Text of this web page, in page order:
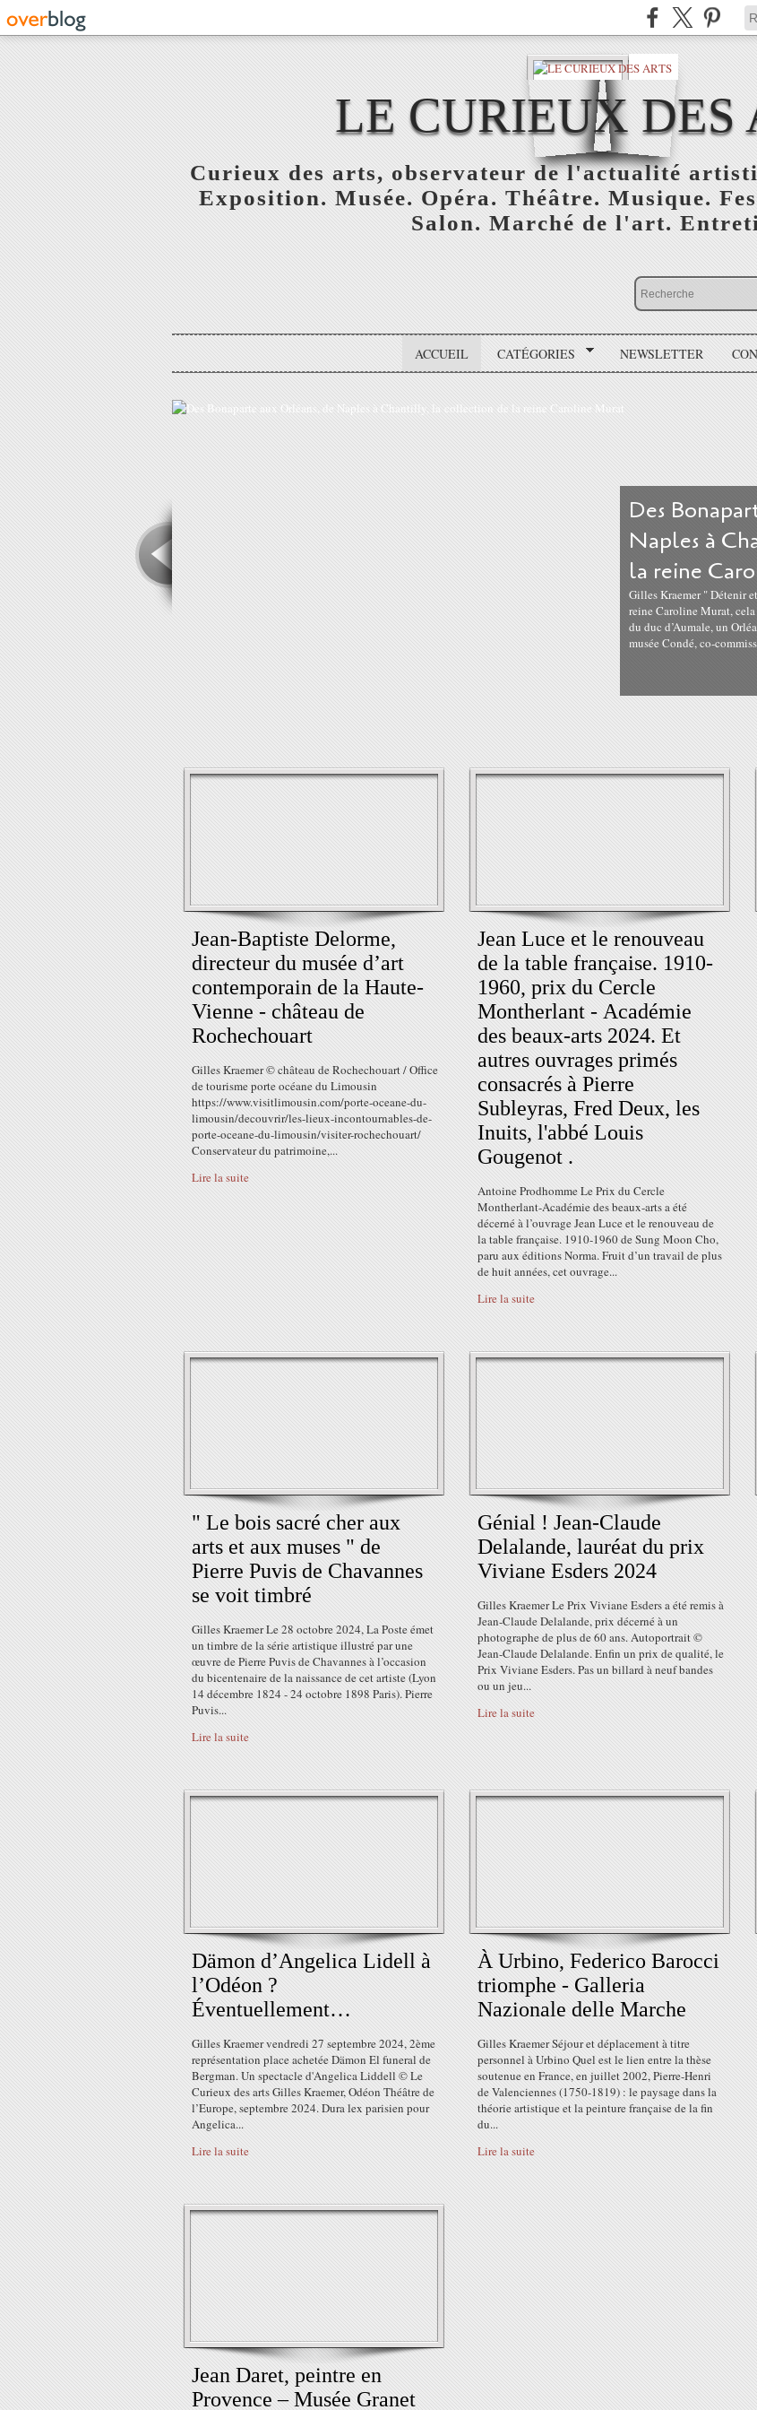
LE CURIEUX DES
Curieux des arts, observateur de l'actualité
Exposition. Musée. Opéra. Théâtre. Musique.
Salon. Marché de l'art.
ACCUEIL CATÉGORIES NEWSLETTER
Des
Naples à
la reine
Gilles Kraemer " Détenir
reine Caroline Murat,
du duc d’Aumale, un
musée Condé, co-
Jean-Baptiste Delorme,
directeur du musée d’art
contemporain de la Haute-
Vienne - château de
Rochechouart
Gilles Kraemer © château de Rochechouart / Office
de tourisme porte océane du Limousin
https://www.visitlimousin.com/porte-oceane-du-
limousin/decouvrir/les-lieux-incontournables-de-
porte-oceane-du-limousin/visiter-rochechouart/
Conservateur du patrimoine,...
Lire la suite
Jean Luce et le renouveau
de la table française. 1910-
1960, prix du Cercle
Montherlant - Académie
des beaux-arts 2024. Et
autres ouvrages primés
consacrés à Pierre
Subleyras, Fred Deux, les
Inuits, l'abbé Louis
Gougenot .
Antoine Prodhomme Le Prix du Cercle
Montherlant-Académie des beaux-arts a été
décerné à l’ouvrage Jean Luce et le renouveau de
la table française. 1910-1960 de Sung Moon Cho,
paru aux éditions Norma. Fruit d’un travail de plus
de huit années, cet ouvrage...
Lire la suite
" Le bois sacré cher aux
arts et aux muses " de
Pierre Puvis de Chavannes
se voit timbré
Gilles Kraemer Le 28 octobre 2024, La Poste émet
un timbre de la série artistique illustré par une
œuvre de Pierre Puvis de Chavannes à l’occasion
du bicentenaire de la naissance de cet artiste (Lyon
14 décembre 1824 - 24 octobre 1898 Paris). Pierre
Puvis...
Lire la suite
Génial ! Jean-Claude
Delalande, lauréat du prix
Viviane Esders 2024
Gilles Kraemer Le Prix Viviane Esders a été remis à
Jean-Claude Delalande, prix décerné à un
photographe de plus de 60 ans. Autoportrait ©
Jean-Claude Delalande. Enfin un prix de qualité, le
Prix Viviane Esders. Pas un billard à neuf bandes
ou un jeu...
Lire la suite
Dämon d’Angelica Lidell à
l’Odéon ?
Éventuellement…
Gilles Kraemer vendredi 27 septembre 2024, 2ème
représentation place achetée Dämon El funeral de
Bergman. Un spectacle d'Angelica Liddell © Le
Curieux des arts Gilles Kraemer, Odéon Théâtre de
l’Europe, septembre 2024. Dura lex parisien pour
Angelica...
Lire la suite
À Urbino, Federico Barocci
triomphe - Galleria
Nazionale delle Marche
Gilles Kraemer Séjour et déplacement à titre
personnel à Urbino Quel est le lien entre la thèse
soutenue en France, en juillet 2002, Pierre-Henri
de Valenciennes (1750-1819) : le paysage dans la
théorie artistique et la peinture française de la fin
du...
Lire la suite
Jean Daret, peintre en
Provence – Musée Granet